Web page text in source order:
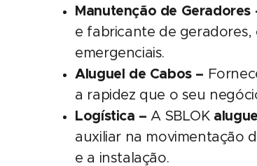
Manutenção de Geradores
e fabricante de geradores,
emergenciais.
Aluguel de Cabos –
a rapidez que o seu
Logística – A SBLOK
auxiliar na movimentação
e a instalação.